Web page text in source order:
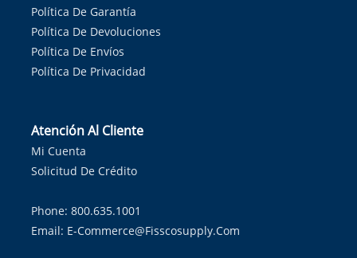
Política De Garantía
Política De Devoluciones
Política De Envíos
Política De Privacidad
Atención Al Cliente
Mi Cuenta
Solicitud De Crédito
Phone: 800.635.1001
Email: E-Commerce@fisscosupply.com